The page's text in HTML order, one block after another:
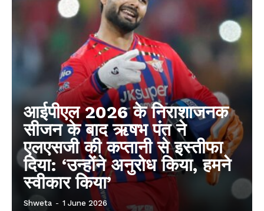
आईपीएल 2026 के निराशाजनक
सीजन के बाद ऋषभ पंत ने
एलएसजी की कप्तानी से इस्तीफा
दिया: ‘उन्होंने अनुरोध किया, हमने
स्वीकार किया’
Shweta - 1 June 2026